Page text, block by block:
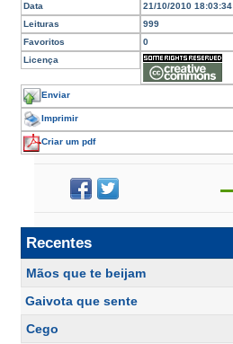
Data
21/10/2010 18:03:34
Leituras
999
Favoritos
0
Licença
Enviar
Imprimir
Criar um pdf
Recentes
Mãos que te beijam
Gaivota que sente
Cego